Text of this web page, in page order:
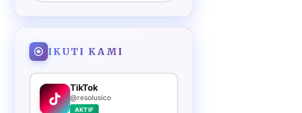
IKUTI KAMI
TikTok
@resolusico
AKTIF